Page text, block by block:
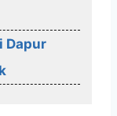
Dapur